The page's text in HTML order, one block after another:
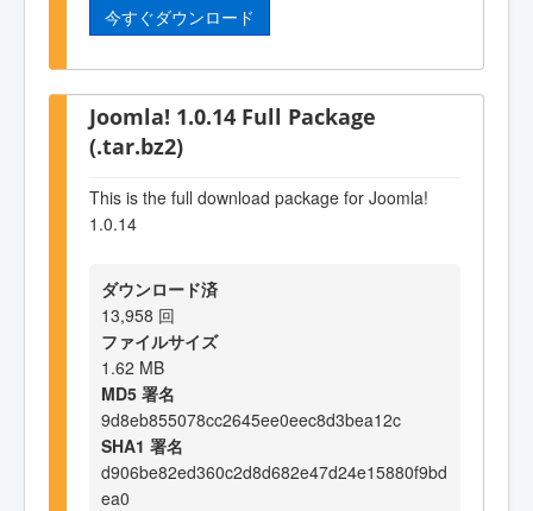
今すぐダウンロード
Joomla! 1.0.14 Full Package
(.tar.bz2)
This is the full download package for Joomla!
1.0.14
ダウンロード済
13,958 回
ファイルサイズ
1.62 MB
MD5 署名
9d8eb855078cc2645ee0eec8d3bea12c
SHA1 署名
d906be82ed360c2d8d682e47d24e15880f9bd
ea0